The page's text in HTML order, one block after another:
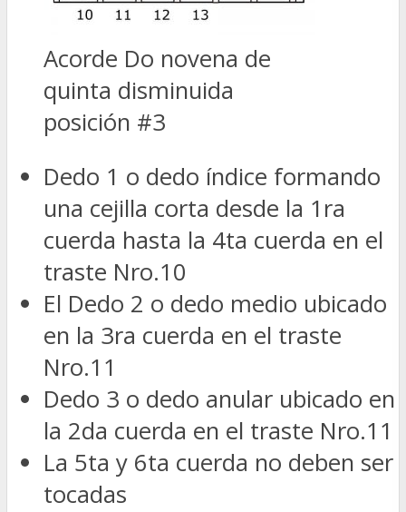
Acorde Do novena de
quinta disminuida
posición #3
Dedo 1 o dedo índice formando
una cejilla corta desde la 1ra
cuerda hasta la 4ta cuerda en el
traste Nro.10
El Dedo 2 o dedo medio ubicado
en la 3ra cuerda en el traste
Nro.11
Dedo 3 o dedo anular ubicado en
la 2da cuerda en el traste Nro.11
La 5ta y 6ta cuerda no deben ser
tocadas